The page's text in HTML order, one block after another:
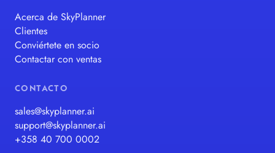
Acerca de SkyPlanner
Clientes
Conviértete en socio
Contactar con ventas
CONTACTO
sales@skyplanner.ai
support@skyplanner.ai
+358 40 700 0002